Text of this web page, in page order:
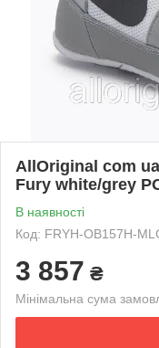
AllOriginal com ua
Fury white/grey
В наявності
Код: FRYH-OB157H-
3 857 ₴
Мінімальна сума